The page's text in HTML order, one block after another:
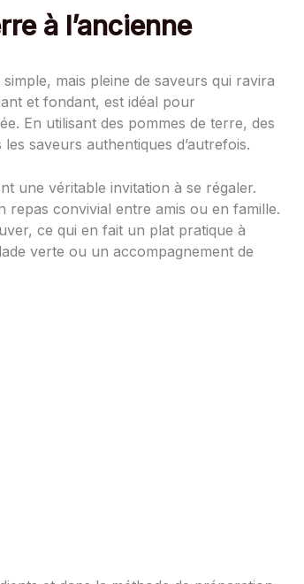
à l’ancienne
mais pleine de saveurs qui ravira
et fondant, est idéal pour
En utilisant des pommes de terre, des
saveurs authentiques d’autrefois.
une véritable invitation à se régaler.
convivial entre amis ou en famille.
ce qui en fait un plat pratique à
verte ou un accompagnement de